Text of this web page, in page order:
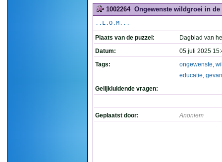
1002264 Ongewenste wildgroei in de
..L.O.M...
Plaats van de puzzel:
Dagblad van
Datum:
05 juli 2025
Tags:
ongewenste,
educatie,
Gelijkluidende vragen:
Geplaatst door: Anoniem